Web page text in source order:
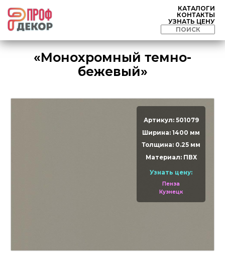
КАТАЛОГИ
КОНТАКТЫ
УЗНАТЬ ЦЕНУ
«Монохромный темно-
бежевый»
Артикул: 501079
Ширина: 1400 мм
Толщина: 0.25 мм
Материал: ПВХ
Узнать цену:
Пенза
Кузнецк